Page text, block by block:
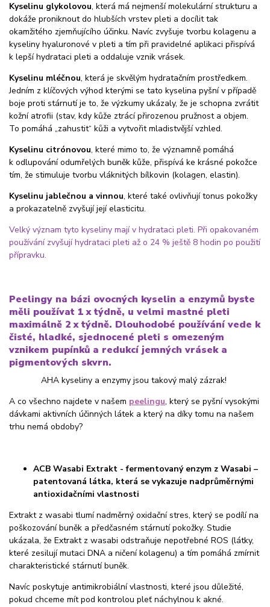
Kyselinu glykolovou, která má nejmenší molekulární strukturu a
dokáže proniknout do hlubších vrstev pleti a docílit tak
okamžitého zjemňujícího účinku. Navíc zvyšuje tvorbu kolagenu a
kyseliny hyaluronové v pleti a tím při pravidelné aplikaci přispívá
k lepší hydrataci pleti a oddaluje vznik vrásek.
Kyselinu mléčnou, která je skvělým hydratačním prostředkem.
Jedním z klíčových výhod kterými se tato kyselina pyšní v případě
boje proti stárnutí je to, že výzkumy ukázaly, že je schopna zvrátit
kožní atrofii (stav, kdy kůže ztrácí přirozenou pružnost a objem.
To pomáhá „zahustit“ kůži a vytvořit mladistvější vzhled.
Kyselinu citrónovou, které mimo to, že významně pomáhá
k odlupování odumřelých buněk kůže, přispívá ke krásné pokožce
tím, že stimuluje tvorbu vláknitých bílkovin (kolagen, elastin).
Kyselinu jablečnou a vinnou, které také ovlivňují tonus pokožky
a prokazatelně zvyšují její elasticitu.
Velký význam tyto kyseliny mají v hydrataci pleti. Při opakovaném
používání zvyšují hydrataci pleti až o 24 % ještě 8 hodin po použití
přípravku.
Peelingy na bázi ovocných kyselin a enzymů byste
měli používat 1 x týdně, u velmi mastné pleti
maximálně 2 x týdně. Dlouhodobé používání vede k
čisté, hladké, sjednocené pleti s omezeným
vznikem pupínků a redukcí jemných vrásek a
pigmentových skvrn.
AHA kyseliny a enzymy jsou takový malý zázrak!
A co všechno najdete v našem peelingu, který se pyšní vysokými
dávkami aktivních účinných látek a který na díky tomu na našem
trhu nemá obdoby?
ACB Wasabi Extrakt - fermentovaný enzym z Wasabi –
patentovaná látka, která se vykazuje nadprůměrnými
antioxidačními vlastnosti
Extrakt z wasabi tlumí nadměrný oxidační stres, který se podílí na
poškozování buněk a předčasném stárnutí pokožky. Studie
ukázala, že Extrakt z wasabi odstraňuje nepotřebné ROS (látky,
které zesilují mutaci DNA a ničení kolagenu) a tím pomáhá zmírnit
charakteristické stárnutí buněk.
Navíc poskytuje antimikrobiální vlastnosti, které jsou důležité,
pokud chceme mít pod kontrolou pleť náchylnou k akné.